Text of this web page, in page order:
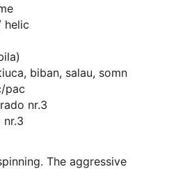
helic
biban, salau, somn
pac
nr.3
nr.3
The aggressive